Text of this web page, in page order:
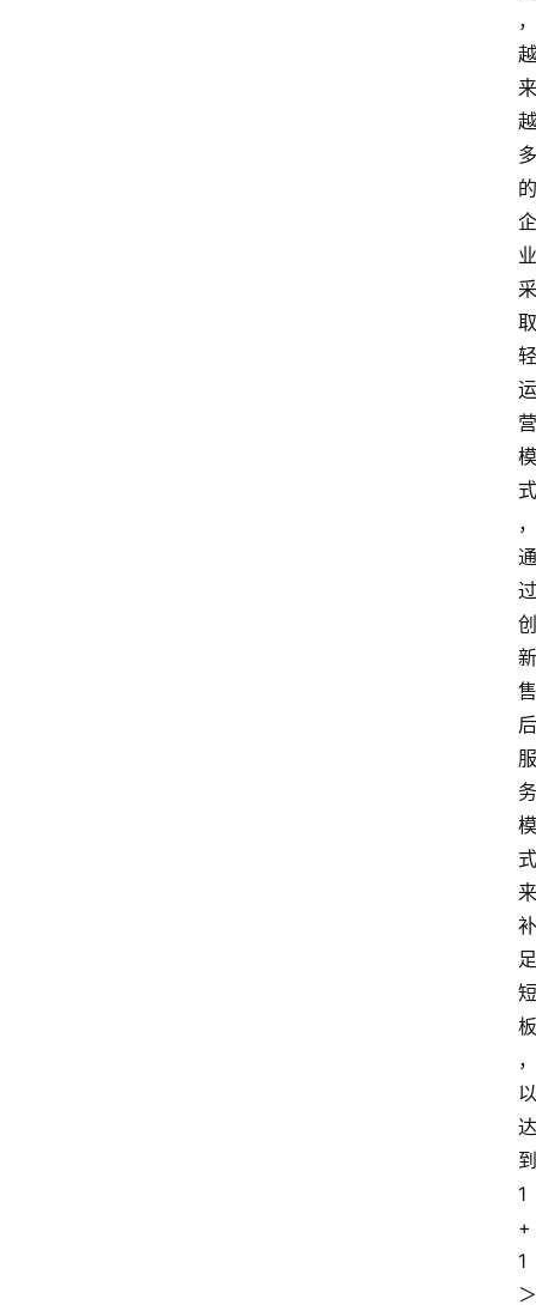
，
越
来
越
多
的
企
业
采
取
轻
运
营
模
式
，
通
过
创
新
售
后
服
务
模
式
来
补
足
短
板
，
以
达
到
1
+
1
＞